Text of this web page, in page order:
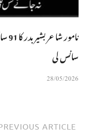
سانس لی
28/05/2026
ARTICLE